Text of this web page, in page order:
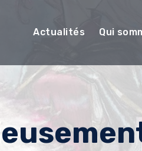
Actualités Qui